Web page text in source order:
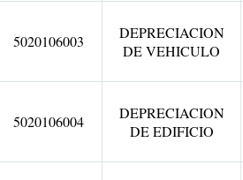
5020106003
DEPRECIACION
DE VEHICULO
5020106004
DEPRECIACION
DE EDIFICIO